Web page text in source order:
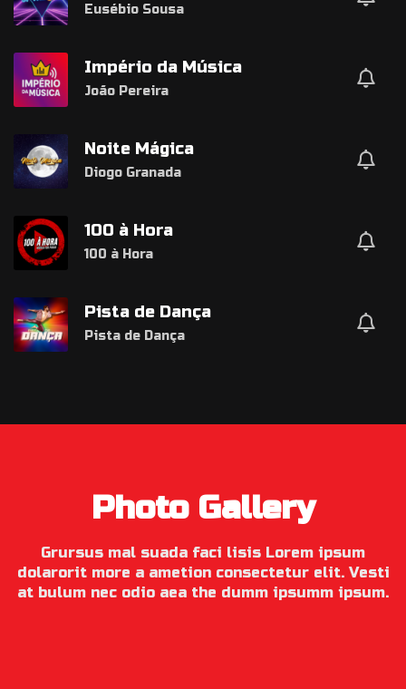
Eusébio Sousa
Império da Música
João Pereira
Noite Mágica
Diogo Granada
100 à Hora
100 à Hora
Pista de Dança
Pista de Dança
Photo Gallery
Grursus mal suada faci lisis Lorem ipsum
dolarorit more a ametion consectetur elit. Vesti
at bulum nec odio aea the dumm ipsumm ipsum.